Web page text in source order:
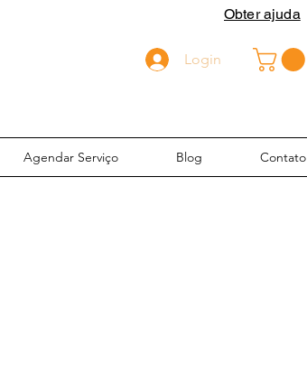
Obter ajuda
Login
Agendar Serviço Blog Contato